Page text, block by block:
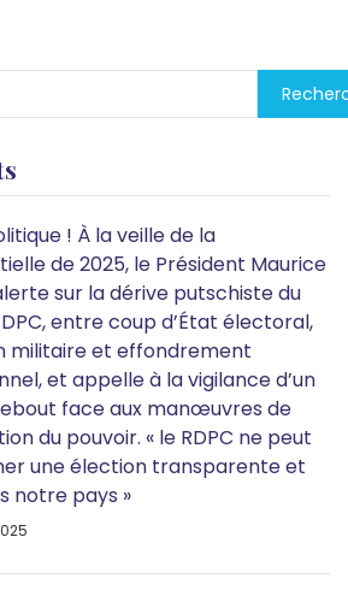
! À la veille de la
de 2025, le Président Maurice
sur la dérive putschiste du
entre coup d’État électoral,
militaire et effondrement
et appelle à la vigilance d’un
face aux manœuvres de
du pouvoir. « le RDPC ne peut
une élection transparente et
notre pays »